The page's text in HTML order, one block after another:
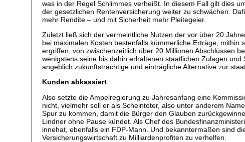
was in der Regel Schlimmes verheißt. In diesem Fall gilt dies
der gesetzlichen Rentenversicherung weiter zu schwächen.
mehr Rendite – und mit Sicherheit mehr Pleitegeier.
Zuletzt ließ sich der vermeintliche Nutzen der vor über 20
bei maximalen Kosten bestenfalls kümmerliche Erträge,
ergriffen, von zwischenzeitlich über 20 Millionen Abschlüssen
wenigstens seine bis dahin erhaltenen staatlichen Zulagen
angeblich zukunftsträchtige und einträgliche Alternative zur
Kunden abkassiert
Also setzte die Ampelregierung zu Jahresanfang eine
nicht, vielmehr soll er als Scheintoter, also unter anderem
Spur zu kommen, damit die Bürger den Glauben
Lindner ohne Pause kündet. Als Chef des
innehat, ebenfalls ein FDP-Mann. Und bekanntermaßen sind
Versicherungswirtschaft zu Milliardenprofiten zu verhelfen.